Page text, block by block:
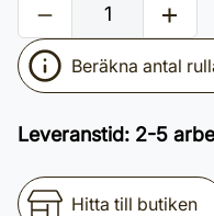
Beräkna antal
Leveranstid: 2-5
Hitta till butiken